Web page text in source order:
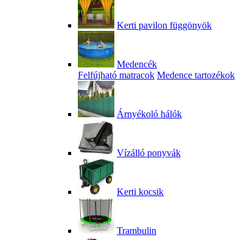
Kerti pavilon függönyök
Medencék
Felfújható matracok Medence tartozékok
Árnyékoló hálók
Vízálló ponyvák
Kerti kocsik
Trambulin